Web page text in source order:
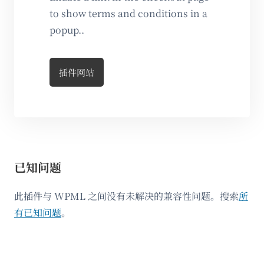
to show terms and conditions in a
popup..
插件网站
已知问题
此插件与 WPML 之间没有未解决的兼容性问题。搜索所
有已知问题。